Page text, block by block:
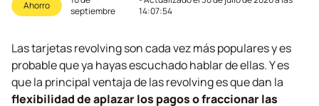
Ahorro
septiembre
14:07:54
Las tarjetasrevolvingson cada vez más populares y es
probable que ya hayas escuchado hablar de ellas. Y es
que la principal ventaja de lasrevolvinges que dan la
flexibilidad de aplazar los pagos o fraccionar las